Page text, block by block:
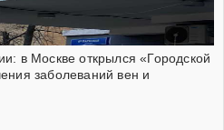
в Москве открылся «Городской
заболеваний вен и